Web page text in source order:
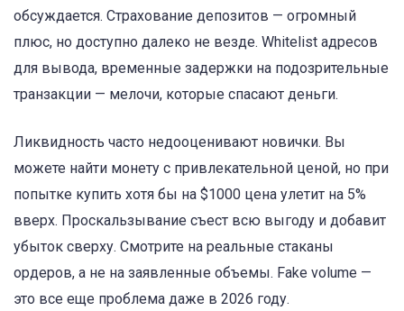
обсуждается. Страхование депозитов — огромный
плюс, но доступно далеко не везде. Whitelist адресов
для вывода, временные задержки на подозрительные
транзакции — мелочи, которые спасают деньги.
Ликвидность часто недооценивают новички. Вы
можете найти монету с привлекательной ценой, но при
попытке купить хотя бы на $1000 цена улетит на 5%
вверх. Проскальзывание съест всю выгоду и добавит
убыток сверху. Смотрите на реальные стаканы
ордеров, а не на заявленные объемы. Fake volume —
это все еще проблема даже в 2026 году.